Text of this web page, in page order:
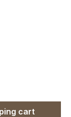
desired
cart